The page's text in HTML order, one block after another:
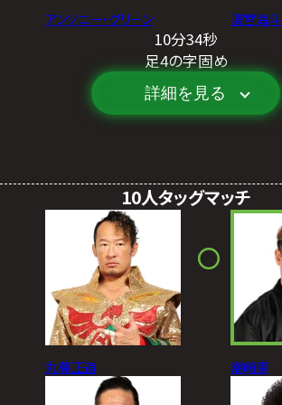
アンソニー・グリーン 清宮海斗
10分34秒
足4の字固め
詳細を見る
10人タッグマッチ
丸藤正道 潮崎豪